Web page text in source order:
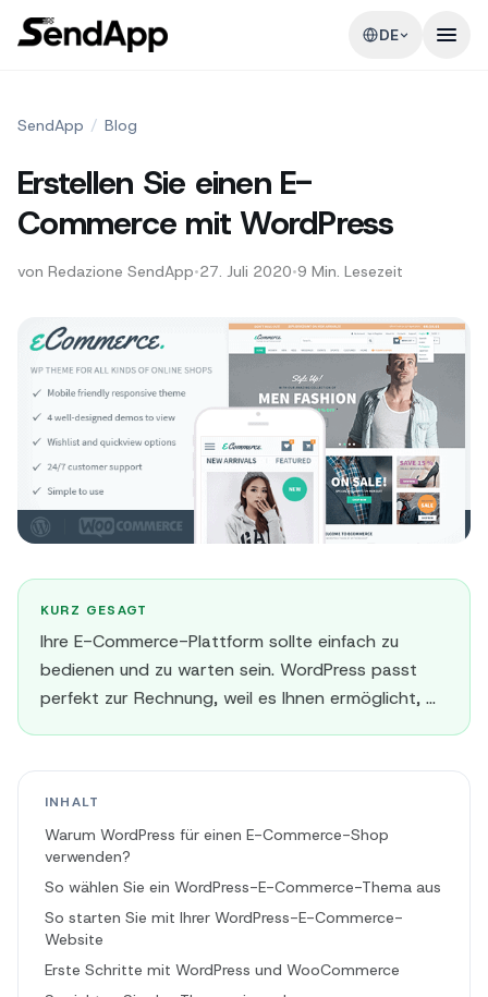
DE
SendApp / Blog
Erstellen Sie einen E-
Commerce mit WordPress
von Redazione SendApp•27. Juli 2020•9 Min. Lesezeit
KURZ GESAGT
Ihre E-Commerce-Plattform sollte einfach zu
bedienen und zu warten sein. WordPress passt
perfekt zur Rechnung, weil es Ihnen ermöglicht, ...
INHALT
Warum WordPress für einen E-Commerce-Shop
verwenden?
So wählen Sie ein WordPress-E-Commerce-Thema aus
So starten Sie mit Ihrer WordPress-E-Commerce-
Website
Erste Schritte mit WordPress und WooCommerce